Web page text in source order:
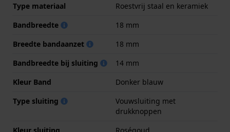
Type materiaal
Roestvrij staal en keramiek
Bandbreedte
18 mm
Breedte bandaanzet
18 mm
Bandbreedte bij sluiting
14 mm
Kleur Band
Donker blauw
Type sluiting
Vouwsluiting met
drukknoppen